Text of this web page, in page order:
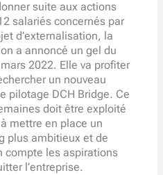
suite aux actions
salariés concernés par
d’externalisation, la
a annoncé un gel du
2022. Elle va profiter
un nouveau
pilotage DCH Bridge. Ce
doit être exploité
mettre en place un
plus ambitieux et de
compte les aspirations
l’entreprise.